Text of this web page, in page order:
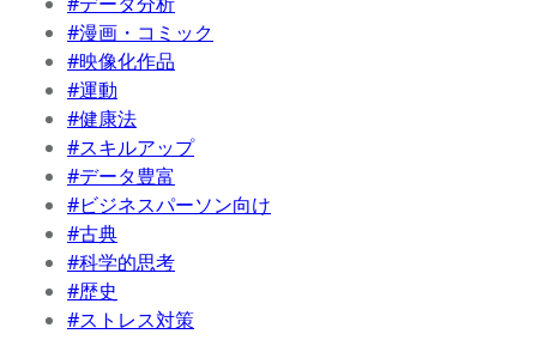
#漫画・コミック
#映像化作品
#運動
#健康法
#スキルアップ
#データ豊富
#ビジネスパーソン向け
#古典
#科学的思考
#歴史
#ストレス対策